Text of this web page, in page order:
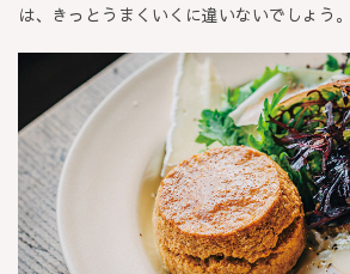
は、きっとうまくいくに違いないでしょう。